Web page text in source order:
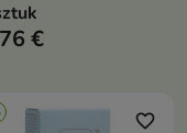
€
favorite_border